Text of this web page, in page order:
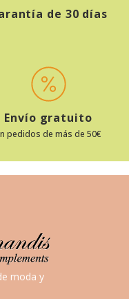
de 30 días
Envío gratuito
pedidos de más de 50€
moda y